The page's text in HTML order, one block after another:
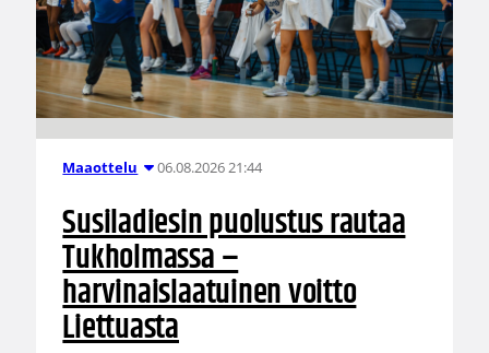
Maaottelu 06.08.2026 21:44
Susiladiesin puolustus rautaa
Tukholmassa –
harvinaislaatuinen voitto
Liettuasta